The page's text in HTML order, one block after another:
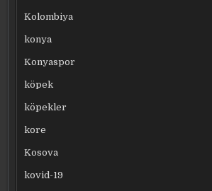
Kolombiya
konya
Konyaspor
köpek
köpekler
kore
Kosova
kovid-19